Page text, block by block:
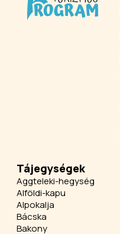
Tájegységek
Aggteleki-hegység
Alföldi-kapu
Alpokalja
Bácska
Bakony